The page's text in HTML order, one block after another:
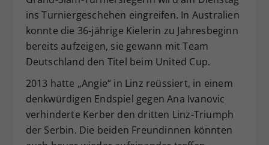
ins Turniergeschehen eingreifen. In Australien
konnte die 36-jährige Kielerin zu Jahresbeginn
bereits aufzeigen, sie gewann mit Team
Deutschland den Titel beim United Cup.
2013 hatte „Angie“ in Linz reüssiert, in einem
denkwürdigen Endspiel gegen Ana Ivanovic
verhinderte Kerber den dritten Linz-Triumph
der Serbin. Die beiden Freundinnen könnten